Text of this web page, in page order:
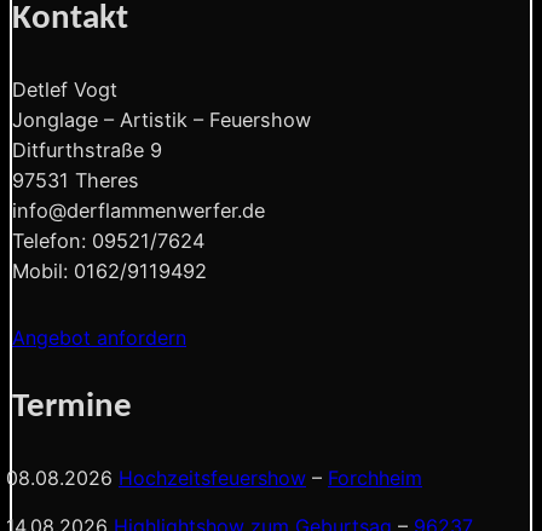
Kontakt
Detlef Vogt
Jonglage – Artistik – Feuershow
Ditfurthstraße 9
97531 Theres
info@derflammenwerfer.de
Telefon: 09521/7624
Mobil: 0162/9119492
Angebot anfordern
Termine
08.08.2026 Hochzeitsfeuershow – Forchheim
14.08.2026 Highlightshow zum Geburtsag – 96237